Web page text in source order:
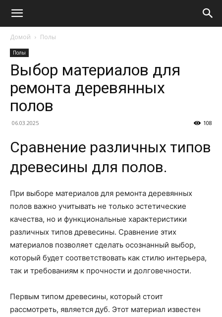
Домой Полы
Полы
Выбор материалов для
ремонта деревянных
полов
06.03.2025 108
Сравнение различных типов
древесины для полов.
При выборе материалов для ремонта деревянных
полов важно учитывать не только эстетические
качества, но и функциональные характеристики
различных типов древесины. Сравнение этих
материалов позволяет сделать осознанный выбор,
который будет соответствовать как стилю интерьера,
так и требованиям к прочности и долговечности.
Первым типом древесины, который стоит
рассмотреть, является дуб. Этот материал известен